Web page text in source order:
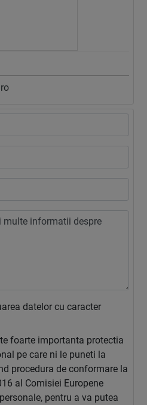
datelor cu caracter
foarte importanta protectia
pe care ni le puneti la
procedura de conformare la
al Comisiei Europene
pentru a va putea